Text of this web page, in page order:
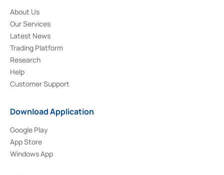
About Us
Our Services
Latest News
Trading Platform
Research
Help
Customer Support
Download Application
Google Play
App Store
Windows App